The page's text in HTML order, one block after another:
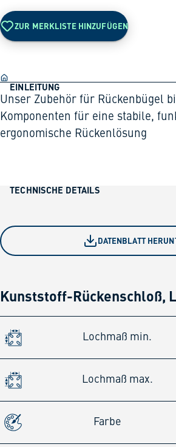
ZUR MERKLISTE HINZUFÜGEN
EINLEITUNG
Unser Zubehör für Rückenbügel
Komponenten für eine stabile,
ergonomische Rückenlösung
TECHNISCHE DETAILS
DATENBLATT
Kunststoff-Rückenschloß,
Lochmaß min.
Lochmaß max.
Farbe